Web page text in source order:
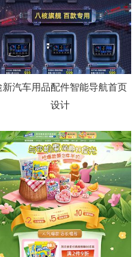
新汽车用品配件智能导航首页
设计